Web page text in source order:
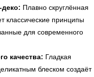
Плавно скруглённая
классические принципы
для современного
качества: Гладкая
блеском создаёт